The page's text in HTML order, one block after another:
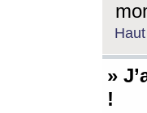
Haut
»
!